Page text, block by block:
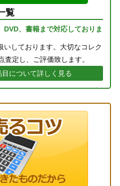
覧
、書籍まで対応しておりま
いしております。大切なコレク
定し、ご評価致します。
について詳しく見る